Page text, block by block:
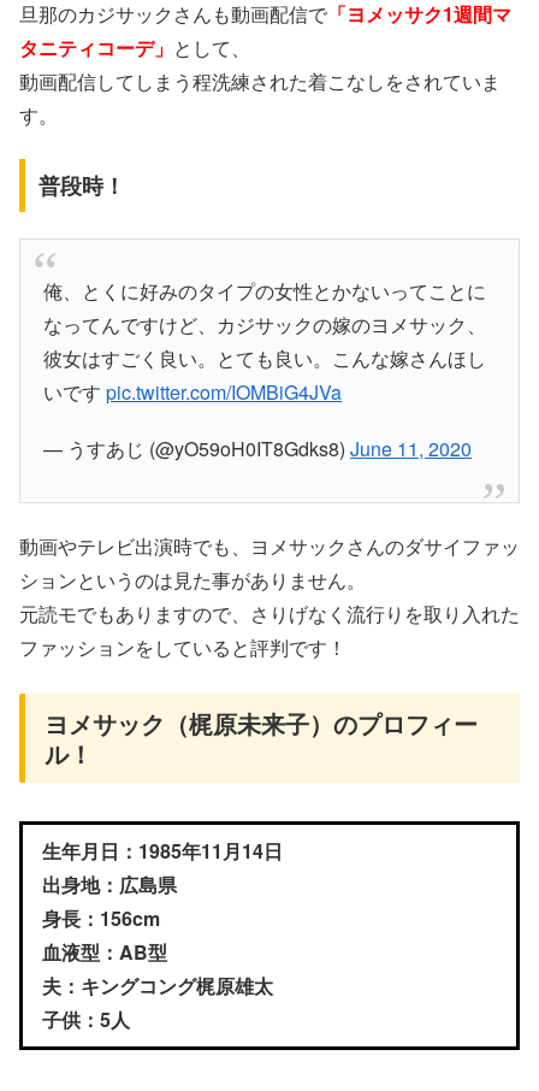
旦那のカジサックさんも動画配信で 「ヨメッサク1週間マ
タニティコーデ」 として、
動画配信してしまう程洗練された着こなしをされていま
す。
普段時！
俺、とくに好みのタイプの女性とかないってことに
なってんですけど、カジサックの嫁のヨメサック、
彼女はすごく良い。とても良い。こんな嫁さんほし
いですpic.twitter.com/IOMBiG4JVa
— うすあじ (@yO59oH0IT8Gdks8)June 11, 2020
動画やテレビ出演時でも、ヨメサックさんのダサイファッ
ションというのは見た事がありません。
元読モでもありますので、さりげなく流行りを取り入れた
ファッションをしていると評判です！
ヨメサック（梶原未来子）のプロフィー
ル！
生年月日：1985年11月14日
出身地：広島県
身長：156cm
血液型：AB型
夫：キングコング梶原雄太
子供：5人